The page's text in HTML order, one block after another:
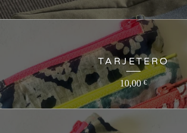
TARJETERO
10,00€